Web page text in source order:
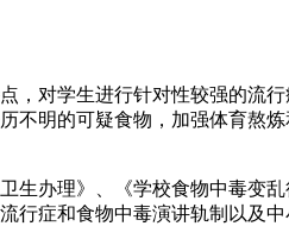
对学生进行针对性较强的流
明的可疑食物，加强体育熬
办理》、《学校食物中毒变
行症和食物中毒演讲轨制以及